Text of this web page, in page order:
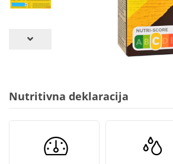
Nutritivna deklaracija